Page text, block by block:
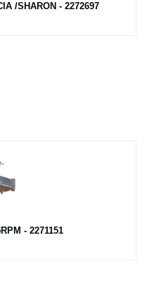
/SHARON - 2272697
- 2271151